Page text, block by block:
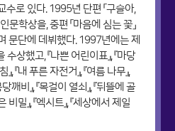
로 있다. 1995년 단편 「구슬아,
문학상을, 중편 「마음에 심는 꽃」
문단에 데뷔했다. 1997년에는 제
상했고, 『나쁜 어린이표』, 『마당
, 『내 푸른 자전거』, 『여름 나무』,
깨비』, 『목걸이 열쇠』, 『뒤뜰에 골
밀』, 『엑시트』, 『세상에서 제일